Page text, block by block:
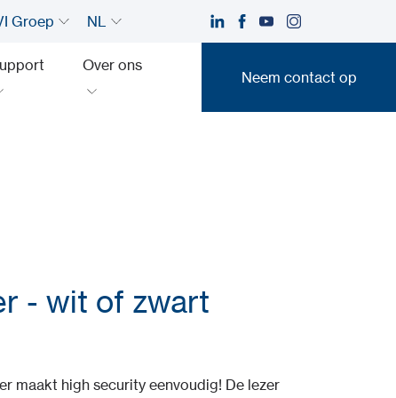
Groep NL
Over ons
Neem contact op
- wit of zwart
maakt high security eenvoudig! De lezer